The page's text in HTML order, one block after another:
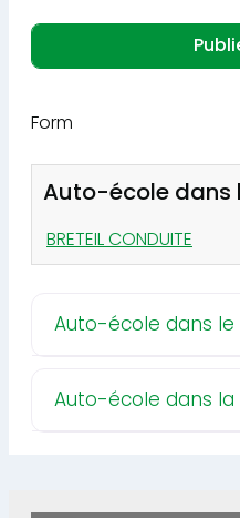
Form
Auto-école dans
BRETEIL CONDUITE
Auto-école dans
Auto-école dans la